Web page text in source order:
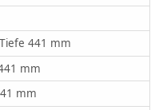
441 mm
mm
mm